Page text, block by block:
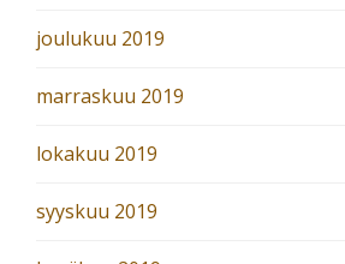
joulukuu 2019
marraskuu 2019
lokakuu 2019
syyskuu 2019